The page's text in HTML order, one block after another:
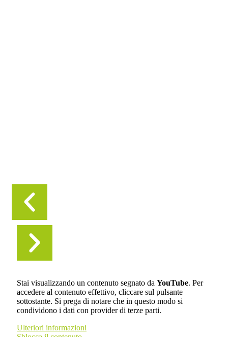
Stai visualizzando un contenuto segnato da YouTube. Per
accedere al contenuto effettivo, cliccare sul pulsante
sottostante. Si prega di notare che in questo modo si
condividono i dati con provider di terze parti.
Ulteriori informazioni